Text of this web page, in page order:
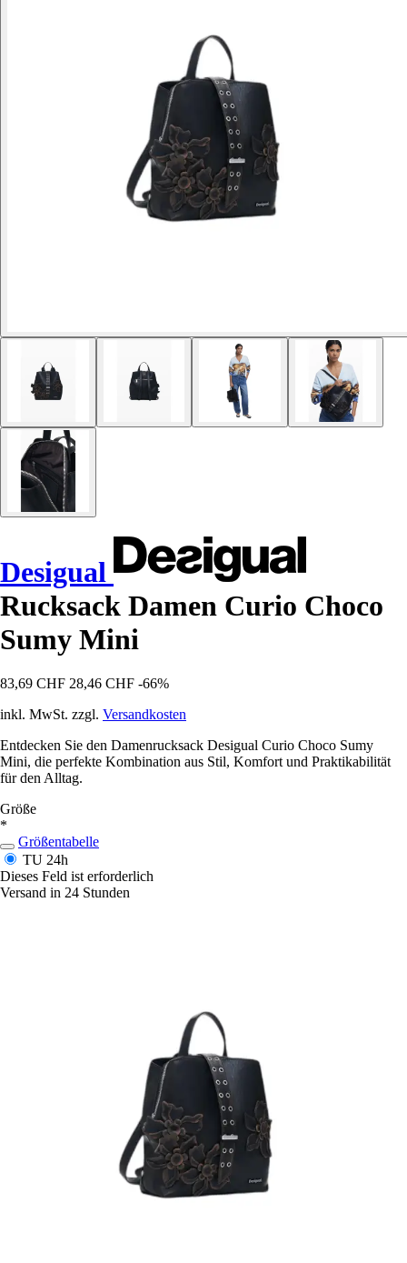
Desigual
Rucksack Damen Curio Choco
Sumy Mini
83,69 CHF 28,46 CHF -66%
inkl. MwSt. zzgl. Versandkosten
Entdecken Sie den Damenrucksack Desigual Curio Choco Sumy
Mini, die perfekte Kombination aus Stil, Komfort und Praktikabilität
für den Alltag.
Größe
*
Größentabelle
TU 24h
Dieses Feld ist erforderlich
Versand in 24 Stunden